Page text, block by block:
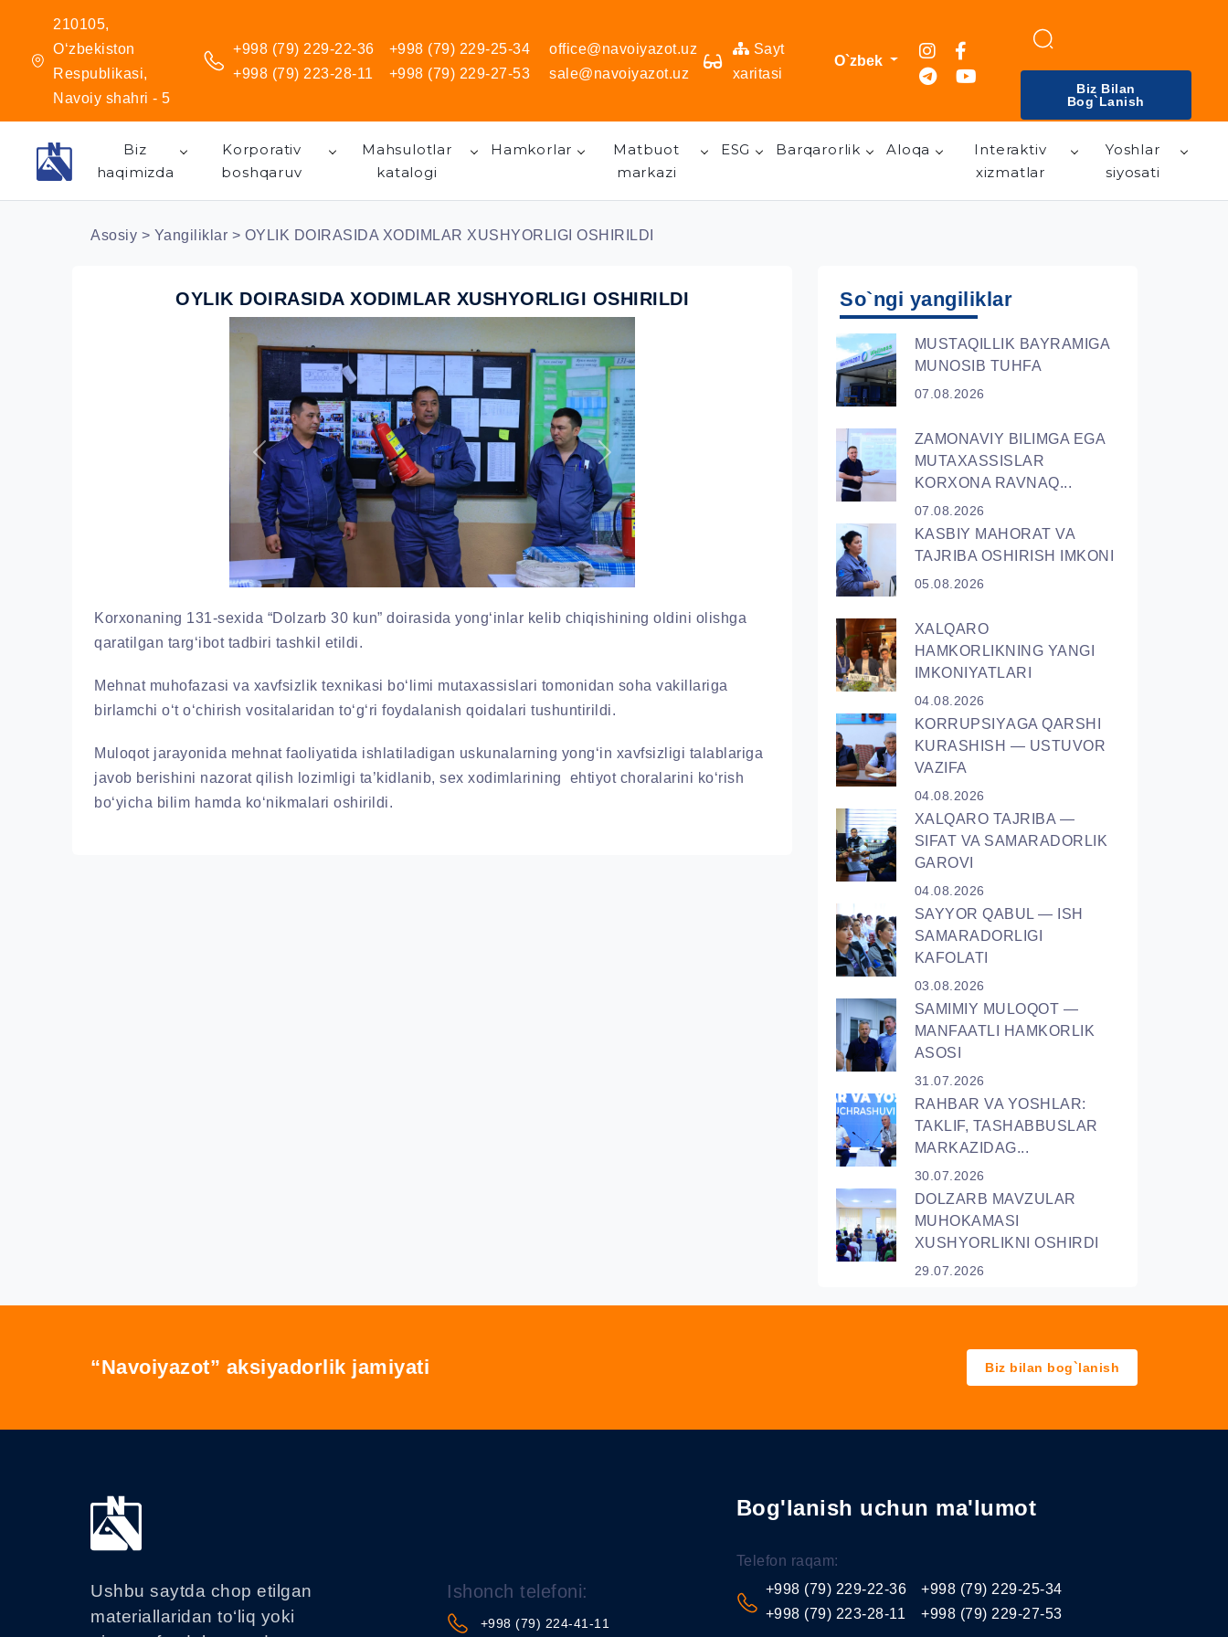
210105,
O‘zbekiston
Respublikasi,
Navoiy shahri - 5
+998 (79) 229-22-36
+998 (79) 223-28-11
+998 (79) 229-25-34
+998 (79) 229-27-53
office@navoiyazot.uz
sale@navoiyazot.uz
Sayt
xaritasi
O`zbek
Biz Bilan
Bog`lanish
Biz
haqimizda
Korporativ
boshqaruv
Mahsulotlar
katalogi
Hamkorlar
Matbuot
markazi
ESG Barqarorlik Aloqa
Interaktiv
xizmatlar
Yoshlar
siyosati
Asosiy > Yangiliklar > OYLIK DOIRASIDA XODIMLAR XUSHYORLIGI OSHIRILDI
OYLIK DOIRASIDA XODIMLAR XUSHYORLIGI OSHIRILDI
Previous Next
Korxonaning 131-sexida “Dolzarb 30 kun” doirasida yong‘inlar kelib chiqishining oldini olishga
qaratilgan targ‘ibot tadbiri tashkil etildi.
Mehnat muhofazasi va xavfsizlik texnikasi bo‘limi mutaxassislari tomonidan soha vakillariga
birlamchi o‘t o‘chirish vositalaridan to‘g‘ri foydalanish qoidalari tushuntirildi.
Muloqot jarayonida mehnat faoliyatida ishlatiladigan uskunalarning yong‘in xavfsizligi talablariga
javob berishini nazorat qilish lozimligi ta’kidlanib, sex xodimlarining ehtiyot choralarini ko‘rish
bo‘yicha bilim hamda ko‘nikmalari oshirildi.
So`ngi yangiliklar
MUSTAQILLIK BAYRAMIGA
MUNOSIB TUHFA
07.08.2026
ZAMONAVIY BILIMGA EGA
MUTAXASSISLAR
KORXONA RAVNAQ...
07.08.2026
KASBIY MAHORAT VA
TAJRIBA OSHIRISH IMKONI
05.08.2026
XALQARO
HAMKORLIKNING YANGI
IMKONIYATLARI
04.08.2026
KORRUPSIYАGA QARSHI
KURASHISH — USTUVOR
VAZIFA
04.08.2026
XALQARO TAJRIBA —
SIFAT VA SAMARADORLIK
GAROVI
04.08.2026
SAYYOR QАBUL — ISH
SAMARADORLIGI
KAFOLATI
03.08.2026
SAMIMIY MULOQOT —
MANFAATLI HAMKORLIK
ASOSI
31.07.2026
RAHBAR VA YОSHLAR:
TAKLIF, TASHABBUSLAR
MARKAZIDAG...
30.07.2026
DOLZARB MAVZULAR
MUHOKAMASI
XUSHYORLIKNI OSHIRDI
29.07.2026
“Navoiyazot” aksiyadorlik jamiyati Biz bilan bog`lanish
Ushbu saytda chop etilgan
materiallaridan to‘liq yoki
Ishonch telefoni:
+998 (79) 224-41-11
Bog'lanish uchun ma'lumot
Telefon raqam:
+998 (79) 229-22-36
+998 (79) 223-28-11
+998 (79) 229-25-34
+998 (79) 229-27-53